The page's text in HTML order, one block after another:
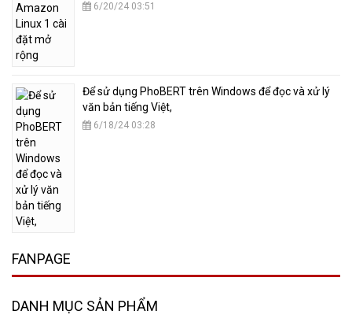
6/20/24 03:51
​Để sử dụng PhoBERT trên Windows để đọc và xử lý
văn bản tiếng Việt,
6/18/24 03:28
FANPAGE
DANH MỤC SẢN PHẨM